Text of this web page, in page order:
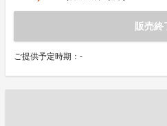
販売終
ご提供予定時期：-